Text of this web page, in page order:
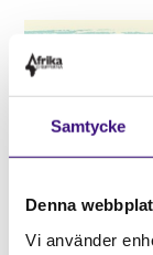
Samtycke
Denna
Vi använder